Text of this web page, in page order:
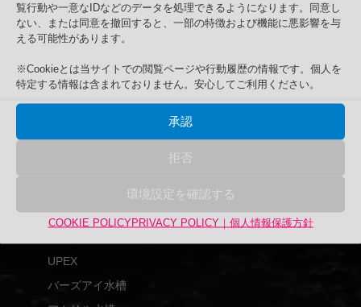
覧行動や一意なIDなどのデータを処理できるようになります。同意し
ない、または同意を撤回すると、一部の特徴および機能に悪影響を与
える可能性があります。
※Cookieとは当サイトでの閲覧ページや行動履歴の情報です。個人を
特定する情報は含まれておりません。安心してご利用ください。
承認
拒否
環境設定を確認する
COOKIE POLICYPRIVACY POLICY｜個人情報保護方針
アップサイクル品
UPEX
バーズアイ水槽